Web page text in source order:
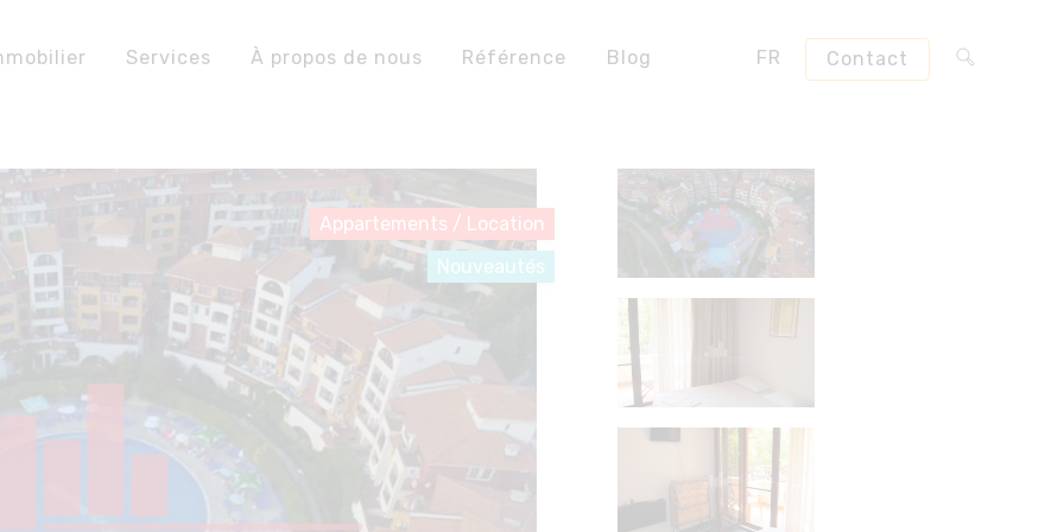
Services À propos de nous Référence Blog FR Contact
Appartements / Location
Nouveautés